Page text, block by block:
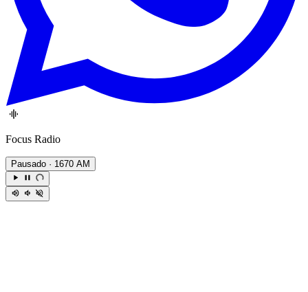
Focus Radio
Pausado · 1670 AM